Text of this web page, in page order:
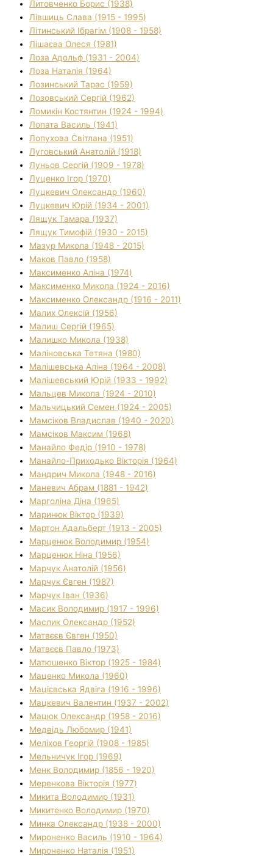
Литовченко Борис (1938)
Лівшиць Слава (1915 - 1995)
Літинський Ібрагім (1908 - 1958)
Лішаєва Олеся (1981)
Лоза Адольф (1931 - 2004)
Лоза Наталія (1964)
Лозинський Тарас (1959)
Лозовський Сергій (1962)
Ломикін Костянтин (1924 - 1994)
Лопата Василь (1941)
Лопухова Світлана (1951)
Луговський Анатолій (1918)
Луньов Сергій (1909 - 1978)
Луценко Ігор (1970)
Луцкевич Олександр (1960)
Луцкевич Юрій (1934 - 2001)
Лящук Тамара (1937)
Лящук Тимофій (1930 - 2015)
Мазур Микола (1948 - 2015)
Маков Павло (1958)
Максименко Аліна (1974)
Максименко Микола (1924 - 2016)
Максименко Олександр (1916 - 2011)
Малих Олексій (1956)
Малиш Сергій (1965)
Малишко Микола (1938)
Маліновська Тетяна (1980)
Малішевська Аліна (1964 - 2008)
Малішевський Юрій (1933 - 1992)
Мальцев Микола (1924 - 2010)
Мальчицький Семен (1924 - 2005)
Мамсіков Владислав (1940 - 2020)
Мамсіков Максим (1968)
Манайло Федір (1910 - 1978)
Манайло-Приходько Вікторія (1964)
Мандрич Микола (1948 - 2016)
Маневич Абрам (1881 - 1942)
Марголіна Діна (1965)
Маринюк Віктор (1939)
Мартон Адальберт (1913 - 2005)
Марценюк Володимир (1954)
Марценюк Ніна (1956)
Марчук Анатолій (1956)
Марчук Євген (1987)
Марчук Іван (1936)
Масик Володимир (1917 - 1996)
Маслик Олександр (1952)
Матвєєв Євген (1950)
Матвєєв Павло (1973)
Матюшенко Віктор (1925 - 1984)
Маценко Микола (1960)
Мацієвська Ядвіга (1916 - 1996)
Мацкевич Валентин (1937 - 2002)
Мацюк Олександр (1958 - 2016)
Медвідь Любомир (1941)
Меліхов Георгій (1908 - 1985)
Мельничук Ігор (1969)
Менк Володимир (1856 - 1920)
Меренкова Вікторія (1977)
Микита Володимир (1931)
Микитенко Володимир (1970)
Минка Олександр (1938 - 2000)
Мироненко Василь (1910 - 1964)
Мироненко Наталія (1951)